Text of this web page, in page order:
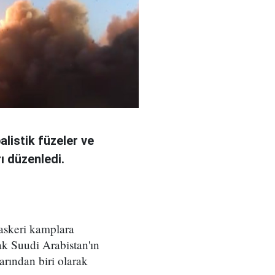
füzeler ve
düzenledi.
kamplara
Suudi Arabistan'ın
biri olarak